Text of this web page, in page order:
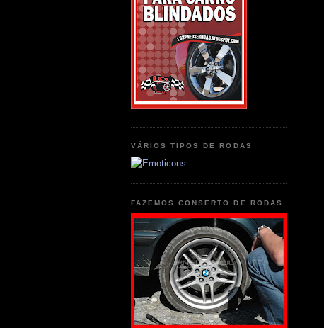
VÁRIOS TIPOS DE RODAS
FAZEMOS CONSERTO DE RODAS